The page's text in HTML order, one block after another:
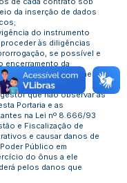
da inserção de dados
do instrumento
às diligências
se possível e
encerramento da
a garantir o atendimento
que não observar as
Portaria e as
na Lei nº 8.666/93
e Fiscalização de
e causar danos de
Público em
do ônus a ele
pelos danos que